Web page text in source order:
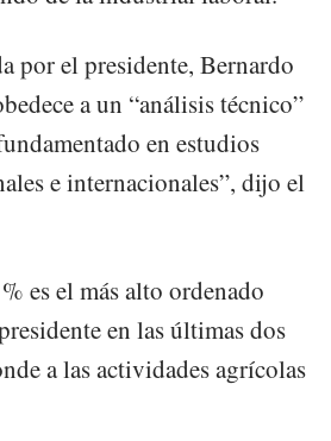
por el presidente, Bernardo
a un “análisis técnico”
en estudios
e internacionales”, dijo el
es el más alto ordenado
en las últimas dos
a las actividades agrícolas